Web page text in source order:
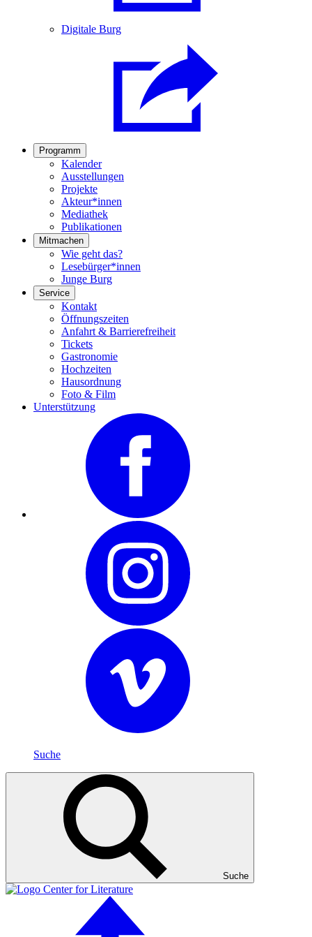
Digitale Burg
Programm
Kalender
Ausstellungen
Projekte
Akteur*innen
Mediathek
Publikationen
Mitmachen
Wie geht das?
Lesebürger*innen
Junge Burg
Service
Kontakt
Öffnungszeiten
Anfahrt & Barrierefreiheit
Tickets
Gastronomie
Hochzeiten
Hausordnung
Foto & Film
Unterstützung
Suche
Suche